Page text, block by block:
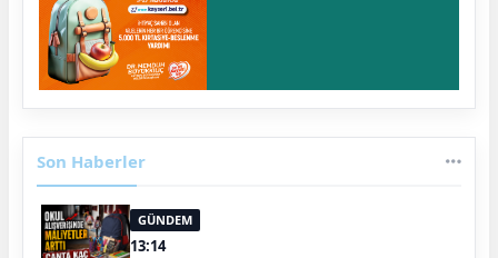
Son Haberler
GÜNDEM
13:14